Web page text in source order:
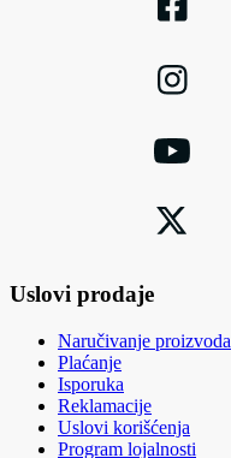
Uslovi prodaje
Naručivanje proizvoda
Plaćanje
Isporuka
Reklamacije
Uslovi korišćenja
Program lojalnosti